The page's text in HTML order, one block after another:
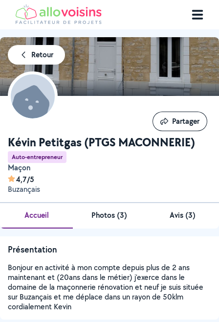
Retour
Kévin Petitgas (PTGS MACONNERIE)
Auto-entrepreneur
Maçon
4,7/5
Buzançais
Partager
Partager
Accueil Photos (3) Avis (3)
Présentation
Bonjour en activité à mon compte depuis plus de 2 ans
maintenant et (20ans dans le métier) j'exerce dans le
domaine de la maçonnerie rénovation et neuf je suis située
sur Buzançais et me déplace dans un rayon de 50klm
cordialement Kevin